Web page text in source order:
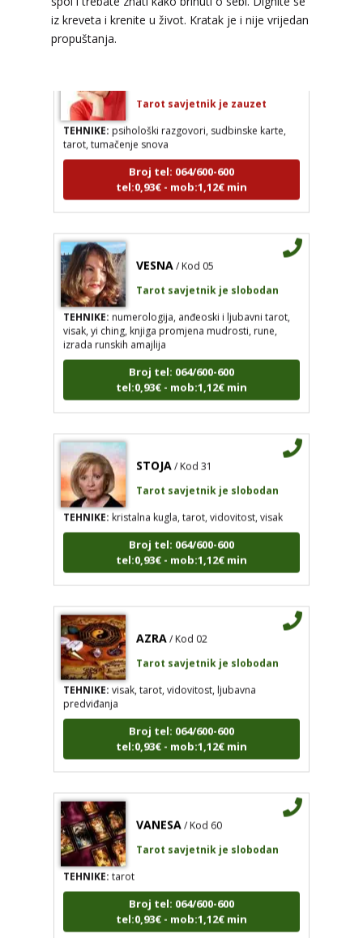
iz kreveta i krenite u život. Kratak je i nije vrijedan
propuštanja.
TEHNIKE:psihološki razgovori, sudbinske karte,
tarot, tumačenje snova
Broj tel: 064/600-600
tel:0,93€ - mob:1,12€ min
TEHNIKE:numerologija, anđeoski i ljubavni tarot,
visak, yi ching, knjiga promjena mudrosti, rune,
izrada runskih amajlija
Broj tel: 064/600-600
tel:0,93€ - mob:1,12€ min
TEHNIKE:kristalna kugla, tarot, vidovitost, visak
Broj tel: 064/600-600
tel:0,93€ - mob:1,12€ min
TEHNIKE:visak, tarot, vidovitost, ljubavna
predviđanja
Broj tel: 064/600-600
tel:0,93€ - mob:1,12€ min
TEHNIKE:tarot
Broj tel: 064/600-600
tel:0,93€ - mob:1,12€ min